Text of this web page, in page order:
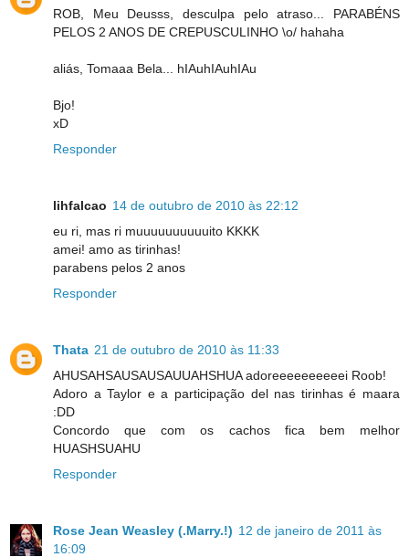
ROB, Meu Deusss, desculpa pelo atraso... PARABÉNS
PELOS 2 ANOS DE CREPUSCULINHO \o/ hahaha
aliás, Tomaaa Bela... hIAuhIAuhIAu
Bjo!
xD
Responder
lihfalcao 14 de outubro de 2010 às 22:12
eu ri, mas ri muuuuuuuuuuito KKKK
amei! amo as tirinhas!
parabens pelos 2 anos
Responder
Thata 21 de outubro de 2010 às 11:33
AHUSAHSAUSAUSAUUAHSHUA adoreeeeeeeeeei Roob!
Adoro a Taylor e a participação del nas tirinhas é maara
:DD
Concordo que com os cachos fica bem melhor
HUASHSUAHU
Responder
Rose Jean Weasley (.Marry.!) 12 de janeiro de 2011 às
16:09